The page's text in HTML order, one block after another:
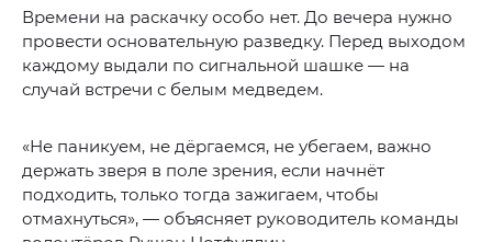
Времени на раскачку особо нет. До вечера нужно
провести основательную разведку. Перед выходом
каждому выдали по сигнальной шашке — на
случай встречи с белым медведем.
«Не паникуем, не дёргаемся, не убегаем, важно
держать зверя в поле зрения, если начнёт
подходить, только тогда зажигаем, чтобы
отмахнуться», — объясняет руководитель команды